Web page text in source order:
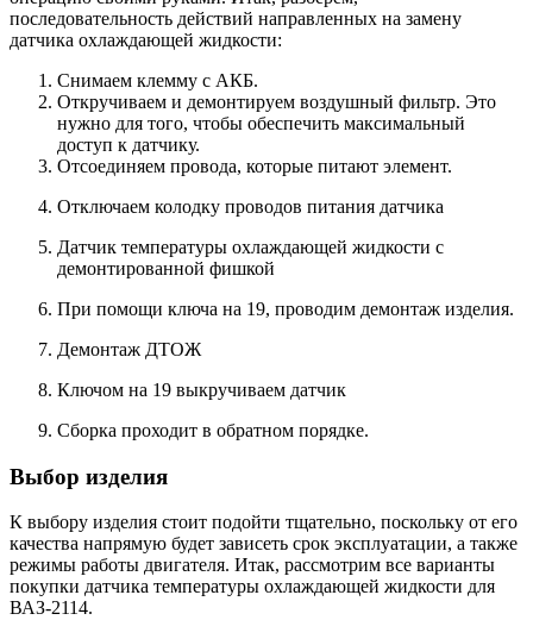
последовательность действий направленных на замену
датчика охлаждающей жидкости:
Снимаем клемму с АКБ.
Откручиваем и демонтируем воздушный фильтр. Это
нужно для того, чтобы обеспечить максимальный
доступ к датчику.
Отсоединяем провода, которые питают элемент.
Отключаем колодку проводов питания датчика
Датчик температуры охлаждающей жидкости с
демонтированной фишкой
При помощи ключа на 19, проводим демонтаж изделия.
Демонтаж ДТОЖ
Ключом на 19 выкручиваем датчик
Сборка проходит в обратном порядке.
Выбор изделия
К выбору изделия стоит подойти тщательно, поскольку от его
качества напрямую будет зависеть срок эксплуатации, а также
режимы работы двигателя. Итак, рассмотрим все варианты
покупки датчика температуры охлаждающей жидкости для
ВАЗ-2114.